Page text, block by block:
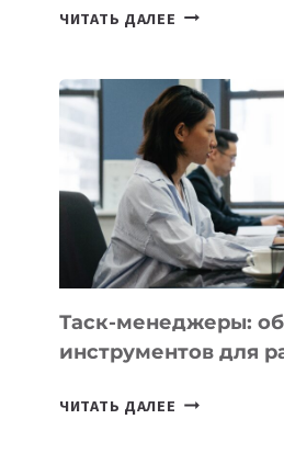
ЧИТАТЬ ДАЛЕЕ ИИ-
БИЗНЕСА:
КАКИЕ
3
ЗАДАЧИ
ЕМУ
МОЖНО
ПОРУЧИТЬ
УЖЕ
СЕГОДНЯ
Таск-менеджеры:
инструментов для
ЧИТАТЬ ДАЛЕЕ ТАСК-